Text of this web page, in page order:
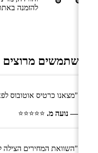
להזמנה
משתמשים מרוצים
"מצאנו כרטיס אוטובוס
— נועה מ. ⭐⭐⭐⭐⭐
"השוואת המחירים הצילה לנו 30%. ממש